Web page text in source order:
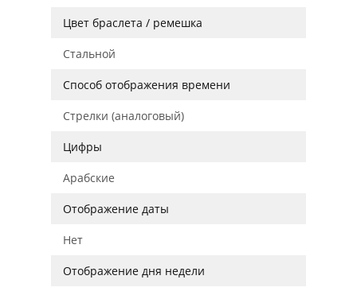
Цвет браслета / ремешка
Стальной
Способ отображения времени
Стрелки (аналоговый)
Цифры
Арабские
Отображение даты
Нет
Отображение дня недели